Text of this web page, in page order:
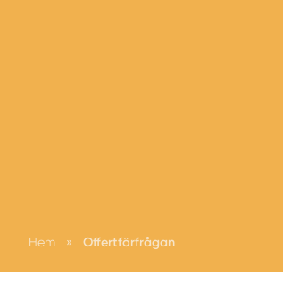
Hem » Offertförfrågan